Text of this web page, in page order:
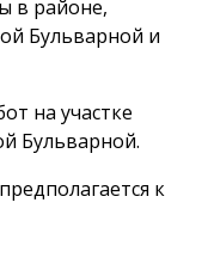
в районе,
Бульварной и
на участке
Бульварной.
к